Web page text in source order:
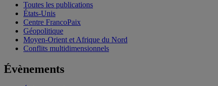
Toutes les publications
États-Unis
Centre FrancoPaix
Géopolitique
Moyen-Orient et Afrique du Nord
Conflits multidimensionnels
Évènements